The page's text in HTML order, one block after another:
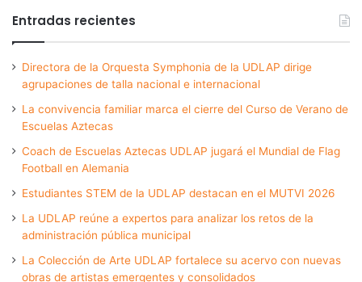
Entradas recientes
Directora de la Orquesta Symphonia de la UDLAP dirige
agrupaciones de talla nacional e internacional
La convivencia familiar marca el cierre del Curso de Verano de
Escuelas Aztecas
Coach de Escuelas Aztecas UDLAP jugará el Mundial de Flag
Football en Alemania
Estudiantes STEM de la UDLAP destacan en el MUTVI 2026
La UDLAP reúne a expertos para analizar los retos de la
administración pública municipal
La Colección de Arte UDLAP fortalece su acervo con nuevas
obras de artistas emergentes y consolidados